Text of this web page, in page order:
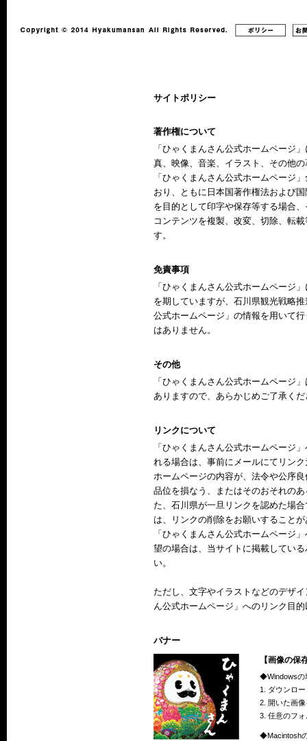
サイトポリシー
著作権について
「ひゃくまんさん公式ホームページ
真、映像、音楽、イラスト、その他
「ひゃくまんさん公式ホームページ
おり、ともに日本国著作権法および
を目的として印字や保存等する場合
コンテンツを複製、改変、切除、転
す。
免責事項
「ひゃくまんさん公式ホームページ
を期していますが、石川県観光戦略
公式ホームページ」の情報を用いて
はありません。
その他
「ひゃくまんさん公式ホームページ
ありますので、あらかじめご了承くだ
リンクについて
「ひゃくまんさん公式ホームページ
れる場合は、事前にメールにてリン
ホームページの内容が、法令や公序
品位を損なう、またはそのおそれの
た、石川県が一旦リンクを認めた場
は、リンクの削除をお願いすること
「ひゃくまんさん公式ホームページ
望の場合は、当サイトに掲載してい
い。
ただし、文字やイラストなどのデザ
ん公式ホームページ」へのリンク目
バナー
【画像の保
◆Windowsの
1. ダウンロ
2. 開いた画
3. 任意のフ
◆Macintosh